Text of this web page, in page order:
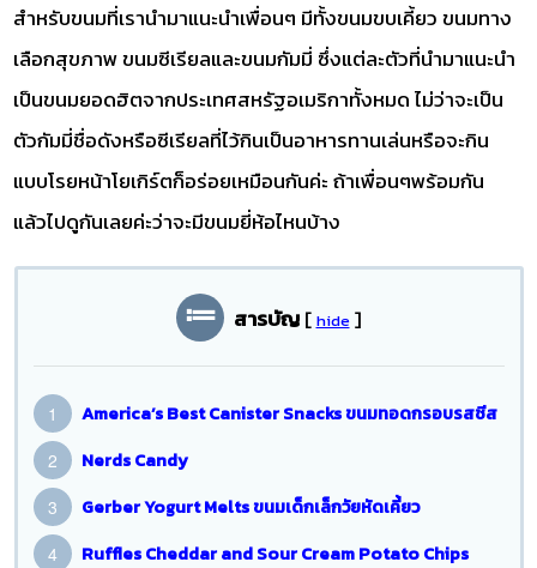
สำหรับขนมที่เรานำมาแนะนำเพื่อนๆ มีทั้งขนมขบเคี้ยว ขนมทาง
เลือกสุขภาพ ขนมซีเรียลและขนมกัมมี่ ซึ่งแต่ละตัวที่นำมาแนะนำ
เป็นขนมยอดฮิตจากประเทศสหรัฐอเมริกาทั้งหมด ไม่ว่าจะเป็น
ตัวกัมมี่ชื่อดังหรือซีเรียลที่ไว้กินเป็นอาหารทานเล่นหรือจะกิน
แบบโรยหน้าโยเกิร์ตก็อร่อยเหมือนกันค่ะ ถ้าเพื่อนๆพร้อมกัน
แล้วไปดูกันเลยค่ะว่าจะมีขนมยี่ห้อไหนบ้าง
สารบัญ [ hide ]
America’s Best Canister Snacks ขนมทอดกรอบรสชีส
Nerds Candy
Gerber Yogurt Melts ขนมเด็กเล็กวัยหัดเคี้ยว
Ruffles Cheddar and Sour Cream Potato Chips